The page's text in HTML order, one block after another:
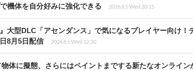
機体を自分好みに強化できる
2026.8.5 Wed 20:15
』大型DLC「アセンダンス」で気になるプレイヤー向け！
8月5日配信
2026.8.5 Wed 12:30
体に擬態、さらにはペイントまでする新たなオンライ